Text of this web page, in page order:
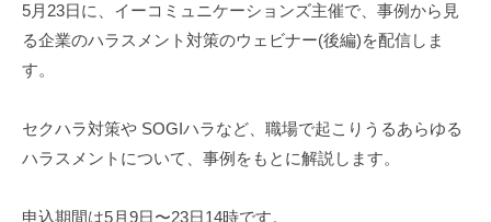
護
士
5月23日に、イーコミュニケーションズ主催で、事例から見
る企業のハラスメント対策のウェビナー(後編)を配信しま
す。
セクハラ対策や SOGIハラなど、職場で起こりうるあらゆる
ハラスメントについて、事例をもとに解説します。
申込期間は5月9日〜23日14時です。